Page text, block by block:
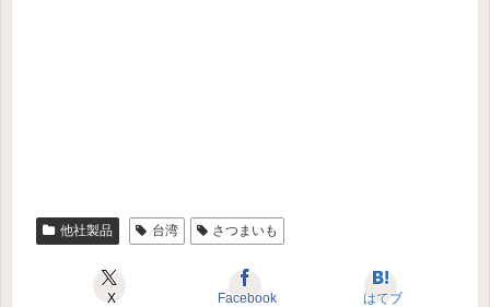
他社製品 台湾 さつまいも
X Facebook はてブ